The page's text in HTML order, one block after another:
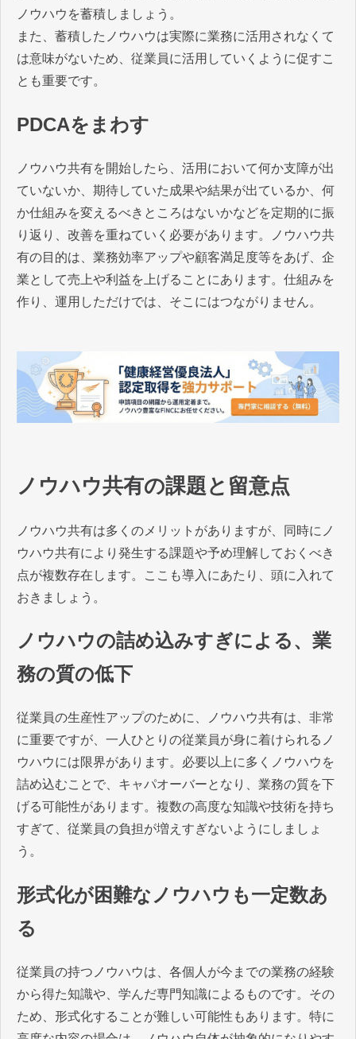
ノウハウを蓄積しましょう。
また、蓄積したノウハウは実際に業務に活用されなくて
は意味がないため、従業員に活用していくように促すこ
とも重要です。
PDCAをまわす
ノウハウ共有を開始したら、活用において何か支障が出
ていないか、期待していた成果や結果が出ているか、何
か仕組みを変えるべきところはないかなどを定期的に振
り返り、改善を重ねていく必要があります。ノウハウ共
有の目的は、業務効率アップや顧客満足度等をあげ、企
業として売上や利益を上げることにあります。仕組みを
作り、運用しただけでは、そこにはつながりません。
ノウハウ共有の課題と留意点
ノウハウ共有は多くのメリットがありますが、同時にノ
ウハウ共有により発生する課題や予め理解しておくべき
点が複数存在します。ここも導入にあたり、頭に入れて
おきましょう。
ノウハウの詰め込みすぎによる、業
務の質の低下
従業員の生産性アップのために、ノウハウ共有は、非常
に重要ですが、一人ひとりの従業員が身に着けられるノ
ウハウには限界があります。必要以上に多くノウハウを
詰め込むことで、キャパオーバーとなり、業務の質を下
げる可能性があります。複数の高度な知識や技術を持ち
すぎて、従業員の負担が増えすぎないようにしましょ
う。
形式化が困難なノウハウも一定数あ
る
従業員の持つノウハウは、各個人が今までの業務の経験
から得た知識や、学んだ専門知識によるものです。その
ため、形式化することが難しい可能性もあります。特に